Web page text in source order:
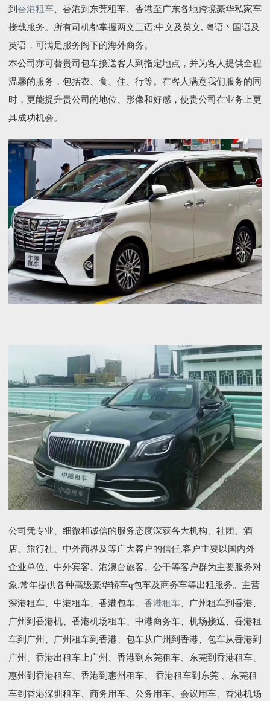
到 香港租车、香港到东莞租车、香港至广东各地跨境豪华私家车
接载服务。所有司机都掌握两文三语:中文及英文, 粤语丶国语及
英语，可满足服务阁下的海外商务。
本公司亦可替贵司包车接送客人到指定地点，并为客人提供全程
温馨的服务，包括衣、食、住、行等。在客人满意我们服务的同
时，更能提升贵公司的地位、形像和好感，使贵公司在业务上更
具成功机会。
公司凭专业、细微和诚信的服务态度深获各大机构、社团、酒
店、旅行社、中外商界及等广大客户的信任,客户主要以国内外
企业单位、中外宾客、港澳台旅客、公干等客户群为主要服务对
象.常年提供各种高级豪华轿车q包车及商务车等出租服务。主营
深港租车、中港租车、香港包车、 香港租车、广州租车到香港、
广州到香港机、香港机场租车、中港商务车、机场接送、香港租
车到广州、广州租车到香港、包车从广州到香港、包车从香港到
广州、香港出租车上广州、香港到东莞租车、东莞到香港租车、
惠州到香港租车、香港到惠州租车、 香港租车到东莞 、东莞租
车到香港深圳租车、商务用车、公务用车、会议用车、香港机场